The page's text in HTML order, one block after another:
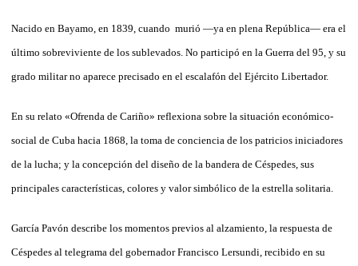
Nacido en Bayamo, en 1839, cuando murió —ya en plena República— era el
último sobreviviente de los sublevados. No participó en la Guerra del 95, y su
grado militar no aparece precisado en el escalafón del Ejército Libertador.
En su relato «Ofrenda de Cariño» reflexiona sobre la situación económico-
social de Cuba hacia 1868, la toma de conciencia de los patricios iniciadores
de la lucha; y la concepción del diseño de la bandera de Céspedes, sus
principales características, colores y valor simbólico de la estrella solitaria.
García Pavón describe los momentos previos al alzamiento, la respuesta de
Céspedes al telegrama del gobernador Francisco Lersundi, recibido en su